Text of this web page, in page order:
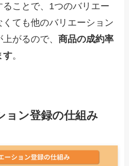
ことで、1つのバリエー
ても他のバリエーション
上がるので、商品の成約率
す。
ョン登録の仕組み